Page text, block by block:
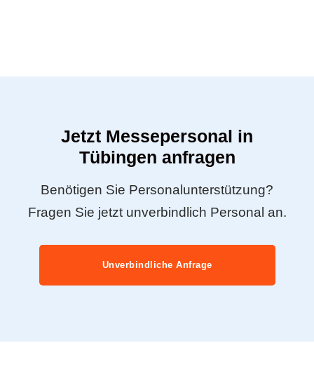
Jetzt Messepersonal in
Tübingen anfragen
Benötigen Sie Personalunterstützung?
Fragen Sie jetzt unverbindlich Personal an.
Unverbindliche Anfrage